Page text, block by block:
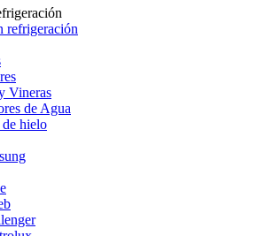
refrigeración
Vineras
de Agua
hielo